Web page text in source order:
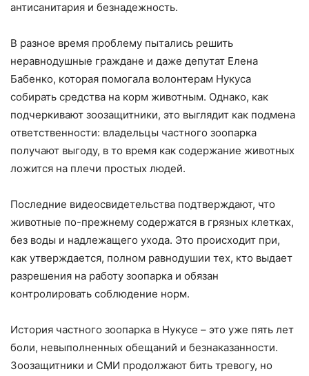
антисанитария и безнадежность.
В разное время проблему пытались решить
неравнодушные граждане и даже депутат Елена
Бабенко, которая помогала волонтерам Нукуса
собирать средства на корм животным. Однако, как
подчеркивают зоозащитники, это выглядит как подмена
ответственности: владельцы частного зоопарка
получают выгоду, в то время как содержание животных
ложится на плечи простых людей.
Последние видеосвидетельства подтверждают, что
животные по-прежнему содержатся в грязных клетках,
без воды и надлежащего ухода. Это происходит при,
как утверждается, полном равнодушии тех, кто выдает
разрешения на работу зоопарка и обязан
контролировать соблюдение норм.
История частного зоопарка в Нукусе – это уже пять лет
боли, невыполненных обещаний и безнаказанности.
Зоозащитники и СМИ продолжают бить тревогу, но